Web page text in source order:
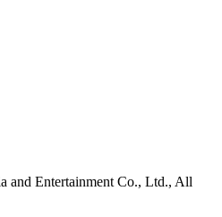
and Entertainment Co., Ltd., All